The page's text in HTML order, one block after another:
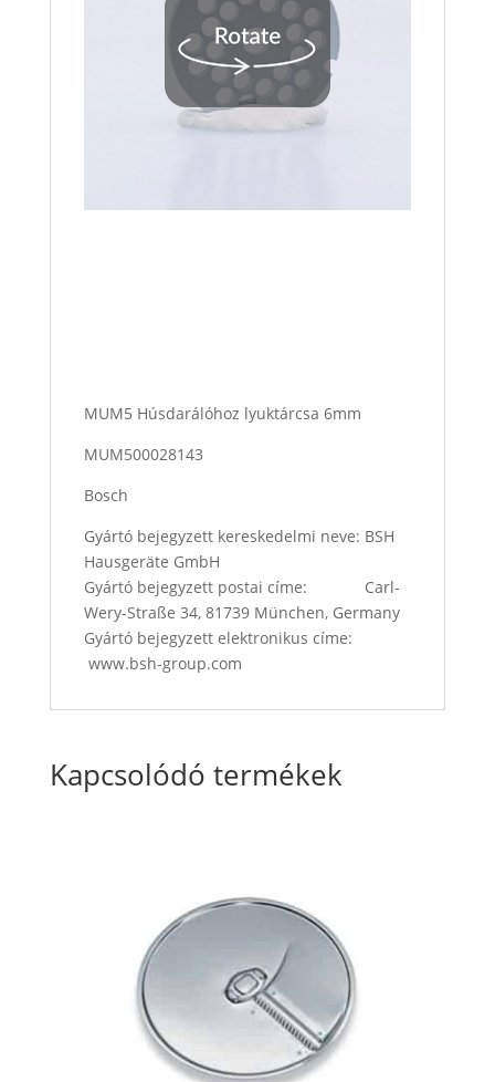
MUM5 Húsdarálóhoz lyuktárcsa 6mm
MUM500028143
Bosch
Gyártó bejegyzett kereskedelmi neve: BSH
Hausgeräte GmbH
Gyártó bejegyzett postai címe: Carl-
Wery-Straße 34, 81739 München, Germany
Gyártó bejegyzett elektronikus címe:
www.bsh-group.com
Kapcsolódó termékek